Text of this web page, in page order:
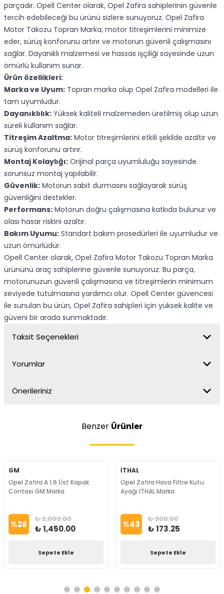
parçadır. Opell Center olarak, Opel Zafira sahiplerinin güvenle
tercih edebileceği bu ürünü sizlere sunuyoruz. Opel Zafira
Motor Takozu Topran Marka, motor titreşimlerini minimize
eder, sürüş konforunu artırır ve motorun güvenli çalışmasını
sağlar. Dayanıklı malzemesi ve hassas işçiliği sayesinde uzun
ömürlü kullanım sunar.
Ürün özellikleri:
Marka ve Uyum: Topran marka olup Opel Zafira modelleri ile
tam uyumludur.
Dayanıklılık: Yüksek kaliteli malzemeden üretilmiş olup uzun
süreli kullanım sağlar.
Titreşim Azaltma: Motor titreşimlerini etkili şekilde azaltır ve
sürüş konforunu artırır.
Montaj Kolaylığı: Orijinal parça uyumluluğu sayesinde
sorunsuz montaj yapılabilir.
Güvenlik: Motorun sabit durmasını sağlayarak sürüş
güvenliğini destekler.
Performans: Motorun doğru çalışmasına katkıda bulunur ve
olası hasar riskini azaltır.
Bakım Uyumu: Standart bakım prosedürleri ile uyumludur ve
uzun ömürlüdür.
Opell Center olarak, Opel Zafira Motor Takozu Topran Marka
ürününü araç sahiplerine güvenle sunuyoruz. Bu parça,
motorunuzun güvenli çalışmasına ve titreşimlerin minimum
seviyede tutulmasına yardımcı olur. Opell Center güvencesi
ile sunulan bu ürün, Opel Zafira sahipleri için yüksek kalite ve
güveni bir arada sunmaktadır.
Taksit Seçenekleri
Yorumlar
Önerileriniz
Benzer Ürünler
GM
Opel Zafira A 1.6 Üst Kapak
Contası GM Marka
%28 ₺ 2,000.00
₺ 1,450.00
Sepete Ekle
İTHAL
Opel Zafira Hava Filtre Kutu
Ayağı İTHAL Marka
%43 ₺ 306.00
₺ 173.25
Sepete Ekle